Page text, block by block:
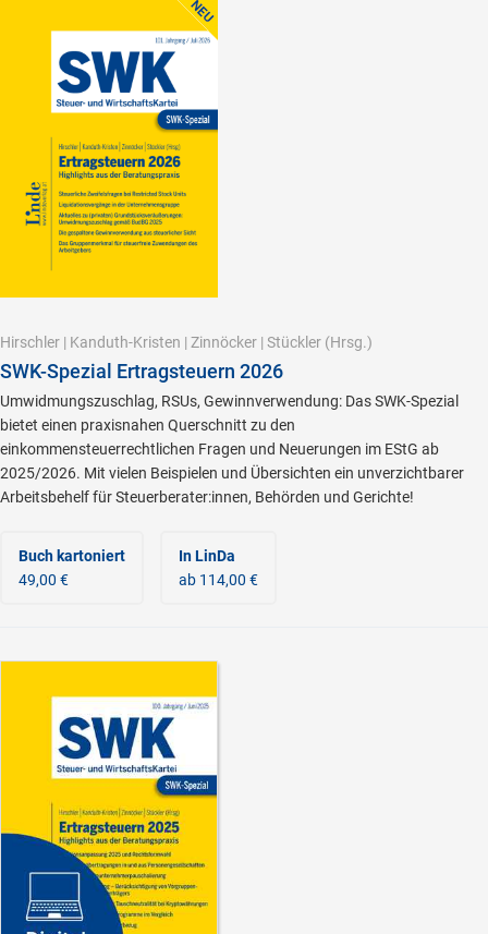
Hirschler | Kanduth-Kristen | Zinnöcker | Stückler (Hrsg.)
SWK-Spezial Ertragsteuern 2026
Umwidmungszuschlag, RSUs, Gewinnverwendung: Das SWK-Spezial
bietet einen praxisnahen Querschnitt zu den
einkommensteuerrechtlichen Fragen und Neuerungen im EStG ab
2025/2026. Mit vielen Beispielen und Übersichten ein unverzichtbarer
Arbeitsbehelf für Steuerberater:innen, Behörden und Gerichte!
Buch kartoniert
49,00 €
In LinDa
ab 114,00 €